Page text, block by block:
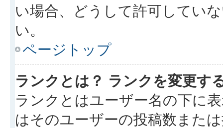
い場合、どうして許可してい
い。
ページトップ
ランクとは？ ランクを変更す
ランクとはユーザー名の下に
はそのユーザーの投稿数また